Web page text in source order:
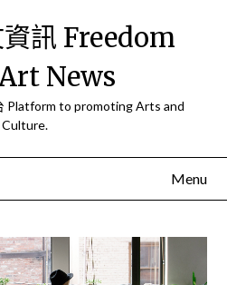
訊 Freedom
News
Platform to promoting Arts and
Culture.
Menu